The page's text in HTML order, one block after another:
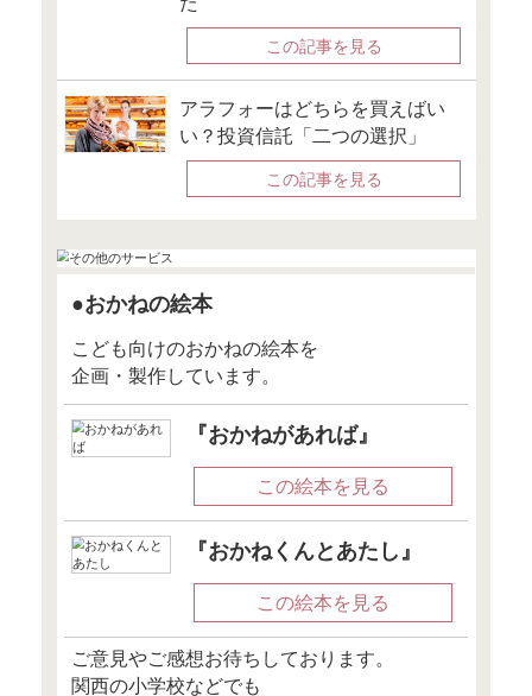
●12月4日『マ
WEB』
「投資初心者
メリットとは
この記
●12月4日『